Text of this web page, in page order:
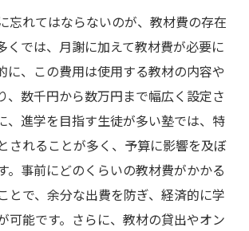
金比較で見極める最適なプランの選
較サイトを活用して情報収集
塾頻度の関係を理解する
容と料金の関連性を把握
に合わせた料金プランの選択
忘れてはならないのが、教材費の存在
くでは、月謝に加えて教材費が必要に
に、この費用は使用する教材の内容や
、数千円から数万円まで幅広く設定さ
、進学を目指す生徒が多い塾では、特
されることが多く、予算に影響を及ぼ
。事前にどのくらいの教材費がかかる
とで、余分な出費を防ぎ、経済的に学
可能です。さらに、教材の貸出やオン